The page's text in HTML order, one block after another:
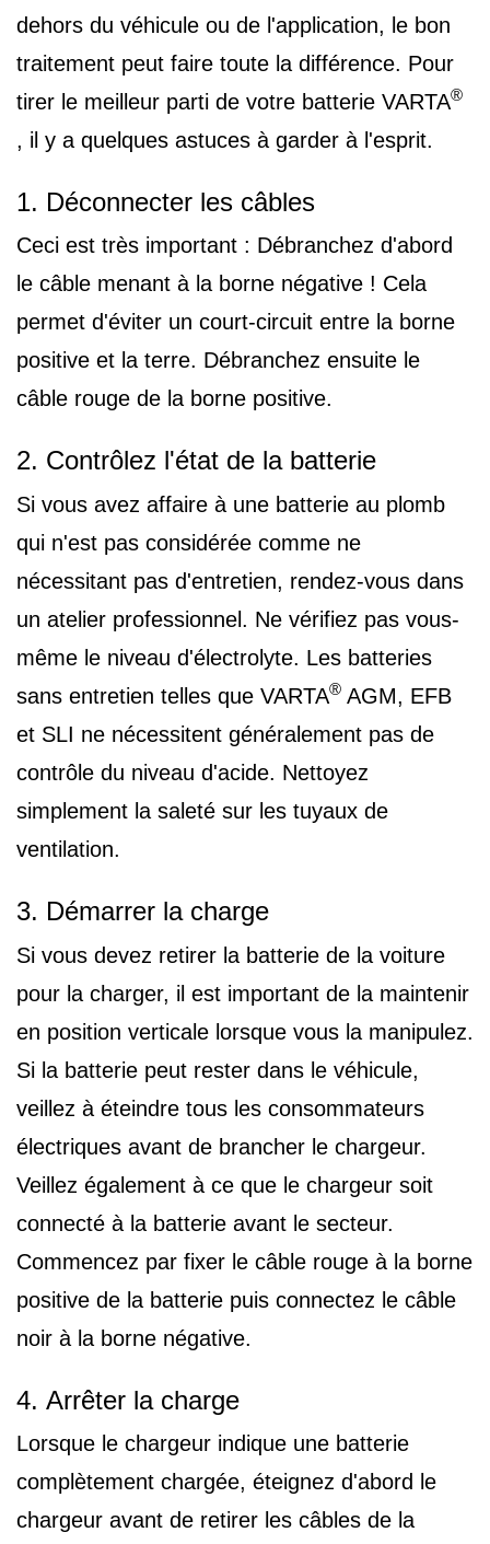
dehors du véhicule ou de l'application, le bon
traitement peut faire toute la différence. Pour
tirer le meilleur parti de votre batterie VARTA®
, il y a quelques astuces à garder à l'esprit.
1. Déconnecter les câbles
Ceci est très important : Débranchez d'abord
le câble menant à la borne négative ! Cela
permet d'éviter un court-circuit entre la borne
positive et la terre. Débranchez ensuite le
câble rouge de la borne positive.
2. Contrôlez l'état de la batterie
Si vous avez affaire à une batterie au plomb
qui n'est pas considérée comme ne
nécessitant pas d'entretien, rendez-vous dans
un atelier professionnel. Ne vérifiez pas vous-
même le niveau d'électrolyte. Les batteries
sans entretien telles que VARTA® AGM, EFB
et SLI ne nécessitent généralement pas de
contrôle du niveau d'acide. Nettoyez
simplement la saleté sur les tuyaux de
ventilation.
3. Démarrer la charge
Si vous devez retirer la batterie de la voiture
pour la charger, il est important de la maintenir
en position verticale lorsque vous la manipulez.
Si la batterie peut rester dans le véhicule,
veillez à éteindre tous les consommateurs
électriques avant de brancher le chargeur.
Veillez également à ce que le chargeur soit
connecté à la batterie avant le secteur.
Commencez par fixer le câble rouge à la borne
positive de la batterie puis connectez le câble
noir à la borne négative.
4. Arrêter la charge
Lorsque le chargeur indique une batterie
complètement chargée, éteignez d'abord le
chargeur avant de retirer les câbles de la